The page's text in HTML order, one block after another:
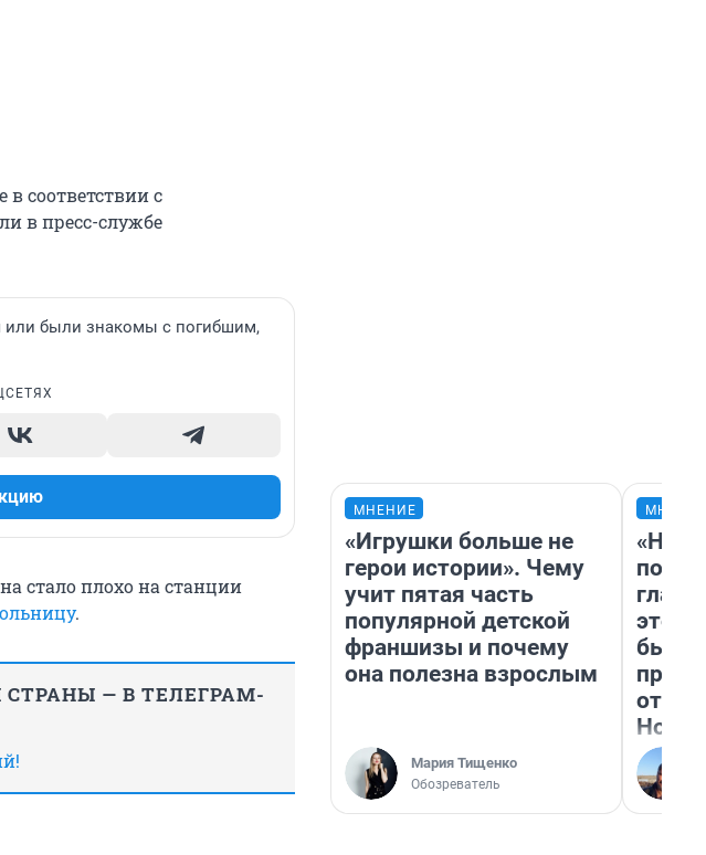
в соответствии с
в пресс-службе
или были знакомы с погибшим,
стало плохо на станции
.
— В ТЕЛЕГРАМ-
МНЕНИЕ
«Игрушки больше не
герои истории». Чему
учит пятая часть
популярной детской
франшизы и почему
она полезна взрослым
Мария Тищенко
Обозреватель
этого
бьет